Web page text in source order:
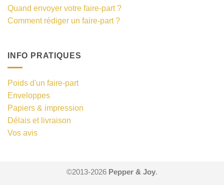
Quand envoyer votre faire-part ?
Comment rédiger un faire-part ?
INFO PRATIQUES
Poids d'un faire-part
Enveloppes
Papiers & impression
Délais et livraison
Vos avis
©2013-2026 Pepper & Joy.